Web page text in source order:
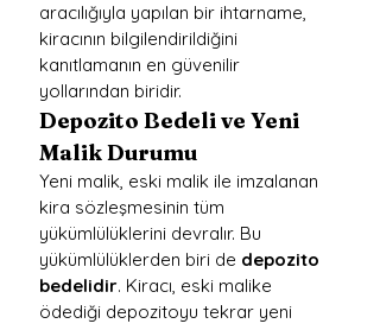
aracılığıyla yapılan bir ihtarname,
kiracının bilgilendirildiğini
kanıtlamanın en güvenilir
yollarından biridir.
Depozito Bedeli ve Yeni
Malik Durumu
Yeni malik, eski malik ile imzalanan
kira sözleşmesinin tüm
yükümlülüklerini devralır. Bu
yükümlülüklerden biri de depozito
bedelidir. Kiracı, eski malike
ödediği depozitoyu tekrar yeni